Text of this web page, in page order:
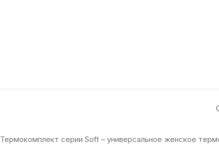
Термокомплект серии Soft – универсальное женское